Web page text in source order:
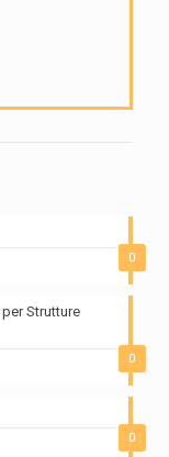
0
0
Strutture
0